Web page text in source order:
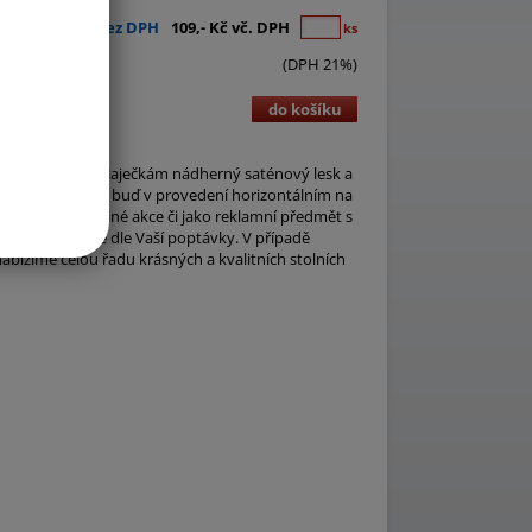
90,- Kč bez DPH 109,- Kč vč. DPH ks
(DPH 21%)
do košíku
m2, dávající vlaječkám nádherný saténový lesk a
vyhotoveny buď v provedení horizontálním na
svatby a jiné akce či jako reklamní předmět s
přesně dle Vaší poptávky. V případě
celou řadu krásných a kvalitních stolních